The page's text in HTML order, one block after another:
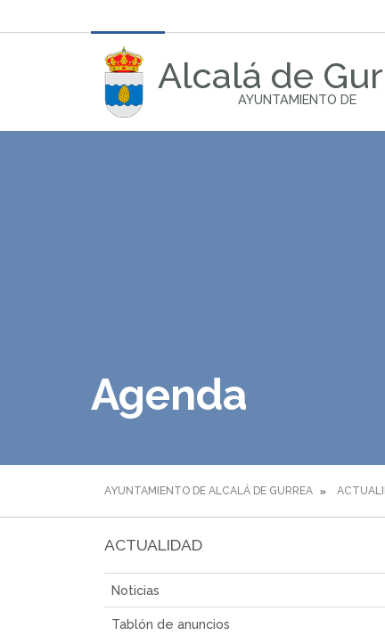
Alcalá de
AYUNTAMIENTO DE
Agenda
AYUNTAMIENTO DE ALCALÁ DE GURREA
ACTUALIDAD
Noticias
Tablón de anuncios